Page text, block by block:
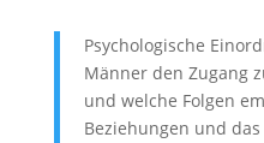
Psychologische
Männer den Zugang
und welche Folgen
Beziehungen und